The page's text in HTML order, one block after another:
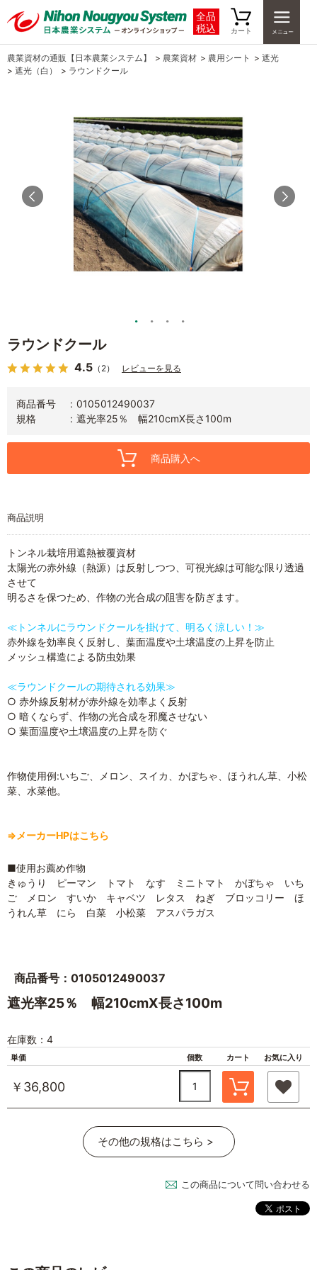
全品
税込
カート
農業資材の通販【日本農業システム】 > 農業資材 > 農用シート > 遮光
> 遮光（白） > ラウンドクール
ラウンドクール
4.5 （2） レビューを見る
商品番号
0105012490037
規格
遮光率25％ 幅210cmX長さ100m
商品購入へ
商品説明
トンネル栽培用遮熱被覆資材
太陽光の赤外線（熱源）は反射しつつ、可視光線は可能な限り透過
させて
明るさを保つため、作物の光合成の阻害を防ぎます。
≪トンネルにラウンドクールを掛けて、明るく涼しい！≫
赤外線を効率良く反射し、葉面温度や土壌温度の上昇を防止
メッシュ構造による防虫効果
≪ラウンドクールの期待される効果≫
○ 赤外線反射材が赤外線を効率よく反射
○ 暗くならず、作物の光合成を邪魔させない
○ 葉面温度や土壌温度の上昇を防ぐ
作物使用例:いちご、メロン、スイカ、かぼちゃ、ほうれん草、小松
菜、水菜他。
⇒メーカーHPはこちら
■使用お薦め作物
きゅうり ピーマン トマト なす ミニトマト かぼちゃ いち
ご メロン すいか キャベツ レタス ねぎ ブロッコリー ほ
うれん草 にら 白菜 小松菜 アスパラガス
商品番号：0105012490037
遮光率25％ 幅210cmX長さ100m
在庫数：4
単価 個数 カート お気に入り
￥36,800
その他の規格はこちら >
この商品について問い合わせる